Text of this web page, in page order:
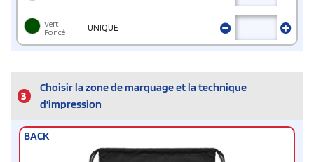
Vert
Foncé
UNIQUE
3
Choisir la zone de marquage et la technique
d'impression
BACK